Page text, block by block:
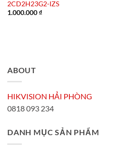
2CD2H23G2-IZS
1.000.000₫
ABOUT
HIKVISION HẢI PHÒNG
0818 093 234
DANH MỤC SẢN PHẨM